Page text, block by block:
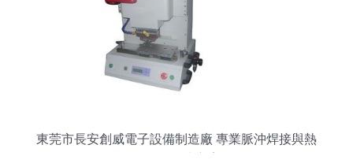
東莞市長安創威電子設備制造廠 專業脈沖焊接與熱